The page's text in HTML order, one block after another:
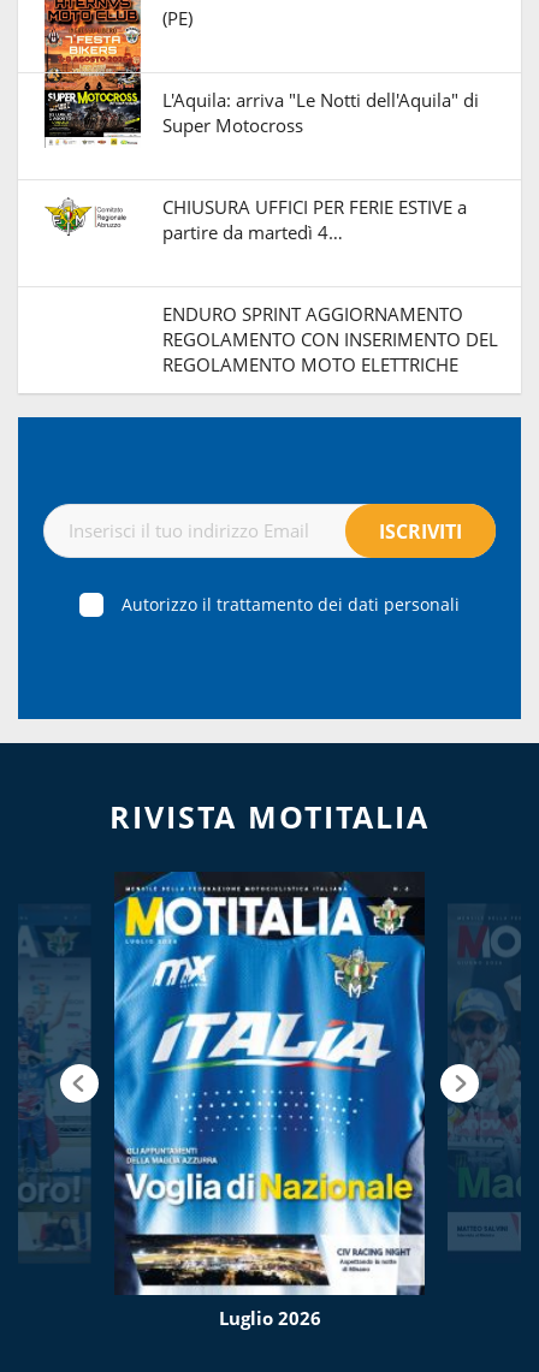
(PE)
L'Aquila: arriva "Le Notti dell'Aquila" di
Super Motocross
CHIUSURA UFFICI PER FERIE ESTIVE a
partire da martedì 4…
ENDURO SPRINT AGGIORNAMENTO
REGOLAMENTO CON INSERIMENTO DEL
REGOLAMENTO MOTO ELETTRICHE
Autorizzo il trattamento dei dati personali
RIVISTA MOTITALIA
Luglio 2026